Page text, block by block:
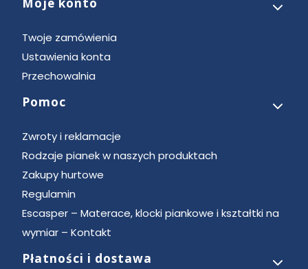
Moje konto
Twoje zamówienia
Ustawienia konta
Przechowalnia
Pomoc
Zwroty i reklamacje
Rodzaje pianek w naszych produktach
Zakupy hurtowe
Regulamin
Escasper – Materace, klocki piankowe i kształtki na
wymiar – Kontakt
Płatności i dostawa